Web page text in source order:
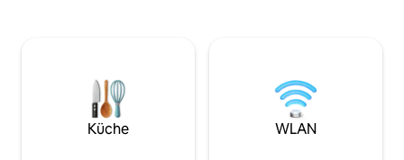
den magischen Miskish-Berg bietet. In
unmittelbarer Nähe findest du
zahlreiche Strände, schöne
Spaziergänge und magische Ausblicke.
Küche WLAN